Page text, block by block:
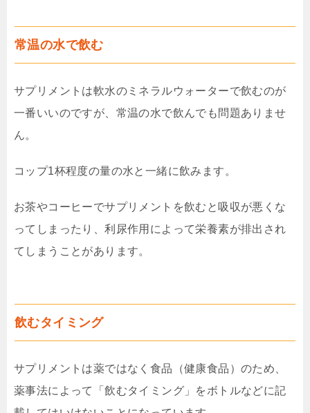
常温の水で飲む
サプリメントは軟水のミネラルウォーターで飲むのが
一番いいのですが、常温の水で飲んでも問題ありませ
ん。
コップ1杯程度の量の水と一緒に飲みます。
お茶やコーヒーでサプリメントを飲むと吸収が悪くな
ってしまったり、利尿作用によって栄養素が排出され
てしまうことがあります。
飲むタイミング
サプリメントは薬ではなく食品（健康食品）のため、
薬事法によって「飲むタイミング」をボトルなどに記